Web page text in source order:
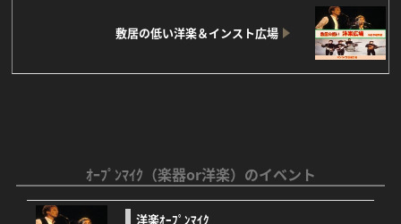
敷居の低い洋楽＆インスト広場
ｵｰﾌﾟﾝﾏｲｸ（楽器or洋楽）のイベント
洋楽ｵｰﾌﾟﾝﾏｲｸ